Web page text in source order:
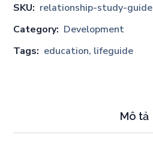
SKU: relationship-study-guide
Category: Development
Tags: education, lifeguide
Mô tả